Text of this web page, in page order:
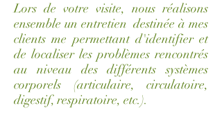
Lors de votre visite, nous réalisons
ensemble un entretien destinée à mes
clients me permettant d'identifier et
de localiser les problèmes rencontrés
au niveau des différents systèmes
corporels (articulaire, circulatoire,
digestif, respiratoire, etc.).